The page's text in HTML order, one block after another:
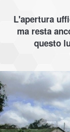
L'apertura
ma resta
questo